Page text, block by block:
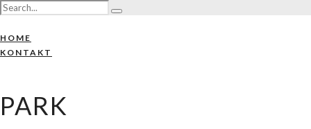
HOME
KONTAKT
PARK